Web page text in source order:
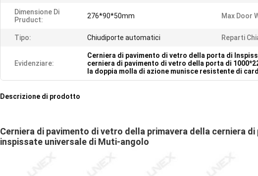
Dimensione Di
Pruduct:
276*90*50mm Max Door
Tipo: Chiudiporte automatici Reparti
Evidenziare:
Cerniera di pavimento di vetro della porta di
cerniera di pavimento di vetro della porta di
la doppia molla di azione munisce resistente di
Descrizione di prodotto
Cerniera di pavimento di vetro della primavera della cerniera
inspissate universale di Muti-angolo